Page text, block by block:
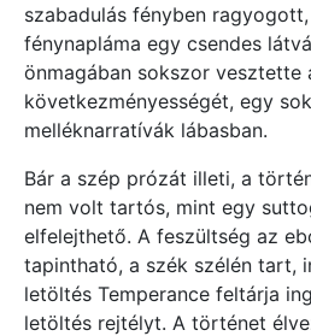
szabadulás fényben
fénynapláma egy csendes
önmagában sokszor vesztette
következményességét, egy
melléknarratívák lábasban.
Bár a szép prózát illeti, a
nem volt tartós, mint egy
elfelejthető. A feszültség az
tapintható, a szék szélén tart,
letöltés Temperance feltárja
letöltés rejtélyt. A történet